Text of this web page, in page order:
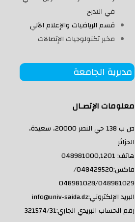
في التدرج
قسم الرياضيات والإعلام الآلي
مخبر تكنولوجيات الإتصالات
مديرية الجامعة
معلومات الإتصـال
ص ب 138 حي النصر 20000، سعيدة،
الجزائر
هاتف: 048981000,1201
فاكس:048429520/
048981028/048981029
البريد الإلكتروني:info@univ-saida.dz
رقم الحساب البريدي الجاري:321574/31